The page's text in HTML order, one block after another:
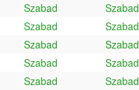
Szabad Szabad
Szabad Szabad
Szabad Szabad
Szabad Szabad
Szabad Szabad